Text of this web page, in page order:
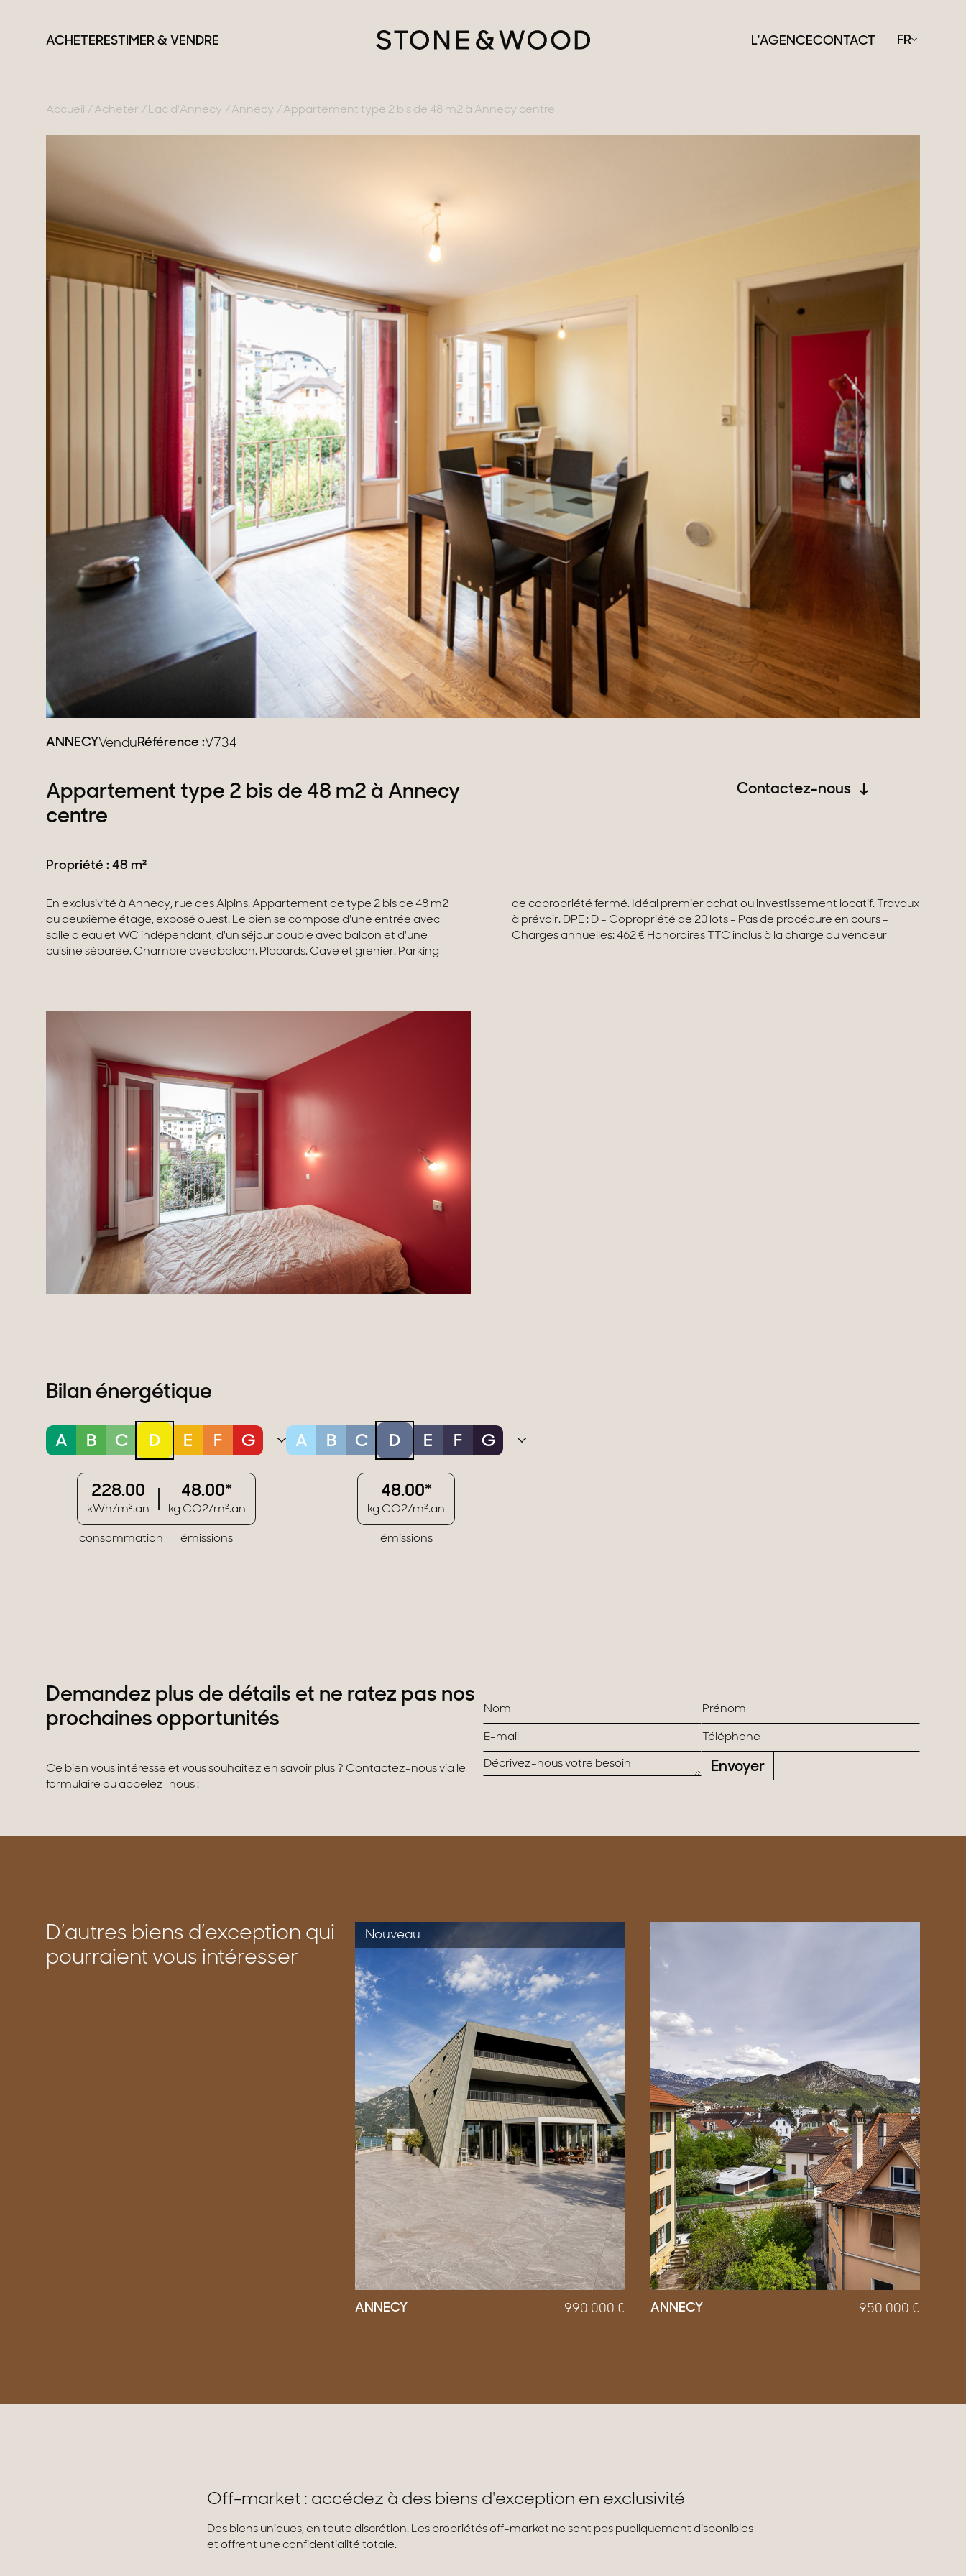
ACHETERESTIMER & VENDRE L'AGENCECONTACT FR
Lac d'Annecy
Genevois
Pays de Gex
Lac du Bourget
Genève
Canton de Vaud
Alpes Suisses
Appartements
Chalets
Maisons & appartements avec vues
Maisons de ville
Maisons de campagne
Projets neufs
Réhabilitations & Terrains
Accueil Acheter Lac d'Annecy Annecy Appartement type 2 bis de 48 m2 à Annecy centre
ANNECYVenduRéférence :V734
Appartement type 2 bis de 48 m2 à Annecy
centre
Propriété : 48 m²
Contactez-nous
En exclusivité à Annecy, rue des Alpins. Appartement de type 2 bis de 48 m2
au deuxième étage, exposé ouest. Le bien se compose d'une entrée avec
salle d'eau et WC indépendant, d'un séjour double avec balcon et d'une
cuisine séparée. Chambre avec balcon. Placards. Cave et grenier. Parking
de copropriété fermé. Idéal premier achat ou investissement locatif. Travaux
à prévoir. DPE : D - Copropriété de 20 lots - Pas de procédure en cours -
Charges annuelles: 462 € Honoraires TTC inclus à la charge du vendeur
Bilan énergétique
A B C D E F G
consommation
228.00
kWh/m².an
émissions
48.00*
kg CO2/m².an
A B C D E F G
émissions
48.00*
kg CO2/m².an
Demandez plus de détails et ne ratez pas nos
prochaines opportunités
Ce bien vous intéresse et vous souhaitez en savoir plus ? Contactez-nous via le
formulaire ou appelez-nous :
Envoyer
D’autres biens d’exception qui
pourraient vous intéresser
Nouveau
ANNECY 990 000 € ANNECY 950 000 €
Off-market : accédez à des biens d'exception en exclusivité
Des biens uniques, en toute discrétion. Les propriétés off-market ne sont pas publiquement disponibles
et offrent une confidentialité totale.